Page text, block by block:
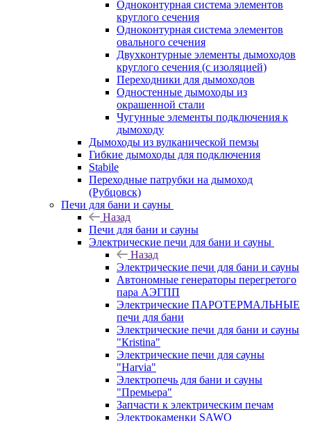
Одноконтурная система элементов
круглого сечения
Одноконтурная система элементов
овального сечения
Двухконтурные элементы дымоходов
круглого сечения (с изоляцией)
Переходники для дымоходов
Одностенные дымоходы из
окрашенной стали
Чугунные элементы подключения к
дымоходу
Дымоходы из вулканической пемзы
Гибкие дымоходы для подключения
Stabile
Переходные патрубки на дымоход
(Рубцовск)
Печи для бани и сауны
Назад
Печи для бани и сауны
Электрические печи для бани и сауны
Назад
Электрические печи для бани и сауны
Автономные генераторы перегретого
пара АЭГПП
Электрические ПАРОТЕРМАЛЬНЫЕ
печи для бани
Электрические печи для бани и сауны
"Кristina"
Электрические печи для сауны
"Harvia"
Электропечь для бани и сауны
"Премьера"
Запчасти к электрическим печам
Электрокаменки SAWO